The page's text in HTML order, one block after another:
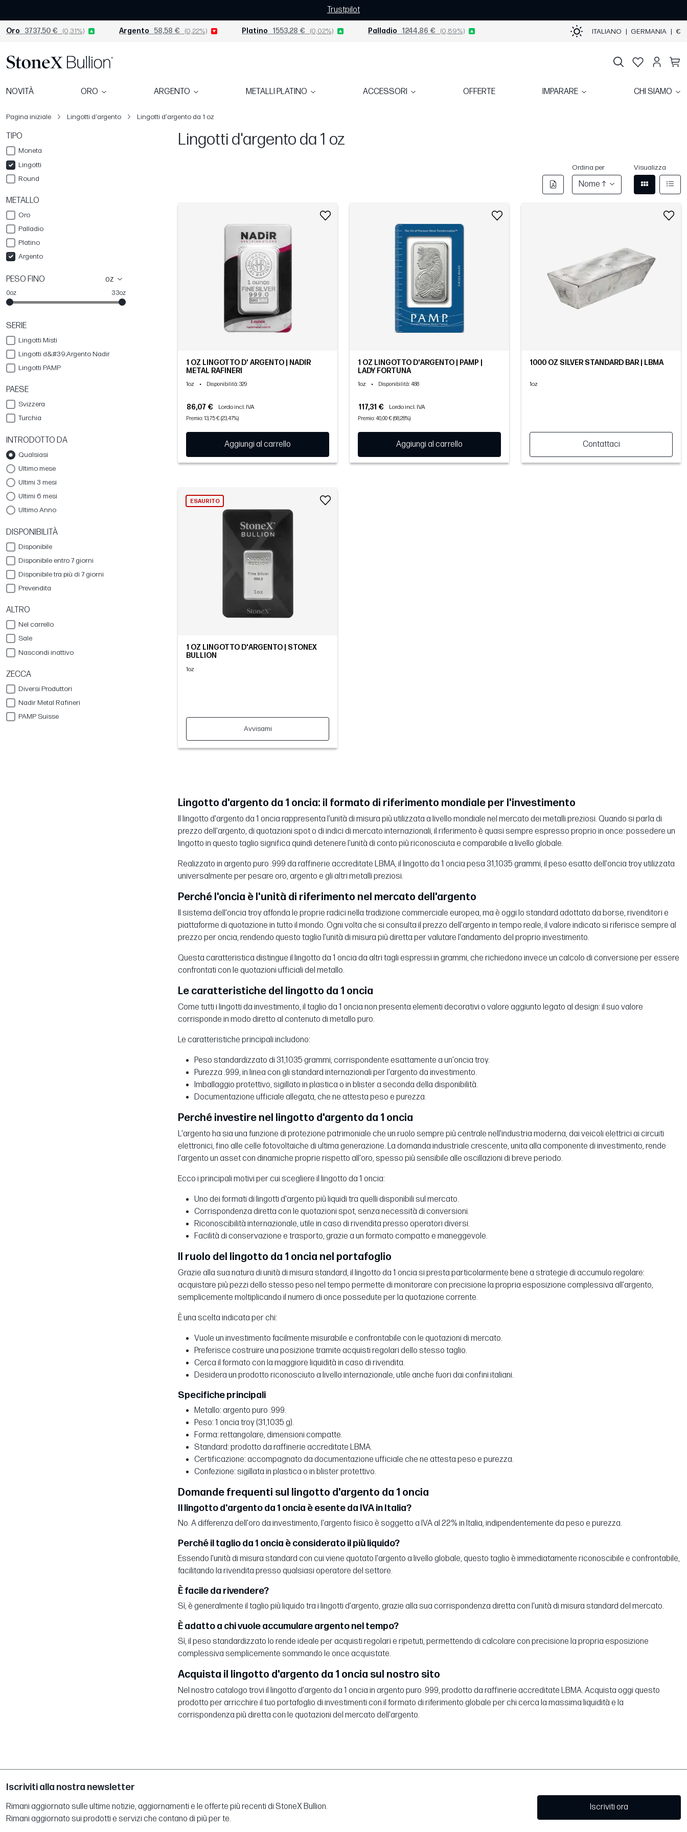
Trustpilot
Oro 3737,50 € (0,31%) Argento 58,58 € (0,22%) Platino 1553,28 € (0,02%) Palladio 1244,86 € (0,89%) ITALIANO | GERMANIA | €
NOVITÀ ORO ARGENTO METALLI PLATINO ACCESSORI OFFERTE IMPARARE CHI SIAMO
Pagina iniziale Lingotti d'argento Lingotti d'argento da 1 oz
TIPO
Moneta
Lingotti
Round
METALLO
Oro
Palladio
Platino
Argento
PESO FINO oz
0oz 33oz
SERIE
Lingotti Misti
Lingotti d&#39;Argento Nadir
Lingotti PAMP
PAESE
Svizzera
Turchia
INTRODOTTO DA
Qualsiasi
Ultimo mese
Ultimi 3 mesi
Ultimi 6 mesi
Ultimo Anno
DISPONIBILITÀ
Disponibile
Disponibile entro 7 giorni
Disponibile tra più di 7 giorni
Prevendita
ALTRO
Nel carrello
Sale
Nascondi inattivo
ZECCA
Diversi Produttori
Nadir Metal Rafineri
PAMP Suisse
Lingotti d'argento da 1 oz
Ordina per
Nome ↑
Visualizza
1 OZ LINGOTTO D' ARGENTO | NADIR
METAL RAFINERI
1oz • Disponibilità: 329
86,07 € Lordo incl. IVA
Premio: 13,75 € (23,47%)
Aggiungi al carrello
1 OZ LINGOTTO D'ARGENTO | PAMP |
LADY FORTUNA
1oz • Disponibilità: 488
117,31 € Lordo incl. IVA
Premio: 40,00 € (68,28%)
Aggiungi al carrello
1000 OZ SILVER STANDARD BAR | LBMA
1oz
Contattaci
ESAURITO
1 OZ LINGOTTO D'ARGENTO | STONEX
BULLION
1oz
Avvisami
Lingotto d'argento da 1 oncia: il formato di riferimento mondiale per l'investimento
Il lingotto d'argento da 1 oncia rappresenta l'unità di misura più utilizzata a livello mondiale nel mercato dei metalli preziosi. Quando si parla di
prezzo dell'argento, di quotazioni spot o di indici di mercato internazionali, il riferimento è quasi sempre espresso proprio in once: possedere un
lingotto in questo taglio significa quindi detenere l'unità di conto più riconosciuta e comparabile a livello globale.
Realizzato in argento puro .999 da raffinerie accreditate LBMA, il lingotto da 1 oncia pesa 31,1035 grammi, il peso esatto dell'oncia troy utilizzata
universalmente per pesare oro, argento e gli altri metalli preziosi.
Perché l'oncia è l'unità di riferimento nel mercato dell'argento
Il sistema dell'oncia troy affonda le proprie radici nella tradizione commerciale europea, ma è oggi lo standard adottato da borse, rivenditori e
piattaforme di quotazione in tutto il mondo. Ogni volta che si consulta il prezzo dell'argento in tempo reale, il valore indicato si riferisce sempre al
prezzo per oncia, rendendo questo taglio l'unità di misura più diretta per valutare l'andamento del proprio investimento.
Questa caratteristica distingue il lingotto da 1 oncia da altri tagli espressi in grammi, che richiedono invece un calcolo di conversione per essere
confrontati con le quotazioni ufficiali del metallo.
Le caratteristiche del lingotto da 1 oncia
Come tutti i lingotti da investimento, il taglio da 1 oncia non presenta elementi decorativi o valore aggiunto legato al design: il suo valore
corrisponde in modo diretto al contenuto di metallo puro.
Le caratteristiche principali includono:
Peso standardizzato di 31,1035 grammi, corrispondente esattamente a un'oncia troy.
Purezza .999, in linea con gli standard internazionali per l'argento da investimento.
Imballaggio protettivo, sigillato in plastica o in blister a seconda della disponibilità.
Documentazione ufficiale allegata, che ne attesta peso e purezza.
Perché investire nel lingotto d'argento da 1 oncia
L'argento ha sia una funzione di protezione patrimoniale che un ruolo sempre più centrale nell'industria moderna, dai veicoli elettrici ai circuiti
elettronici, fino alle celle fotovoltaiche di ultima generazione. La domanda industriale crescente, unita alla componente di investimento, rende
l'argento un asset con dinamiche proprie rispetto all'oro, spesso più sensibile alle oscillazioni di breve periodo.
Ecco i principali motivi per cui scegliere il lingotto da 1 oncia:
Uno dei formati di lingotti d'argento più liquidi tra quelli disponibili sul mercato.
Corrispondenza diretta con le quotazioni spot, senza necessità di conversioni.
Riconoscibilità internazionale, utile in caso di rivendita presso operatori diversi.
Facilità di conservazione e trasporto, grazie a un formato compatto e maneggevole.
Il ruolo del lingotto da 1 oncia nel portafoglio
Grazie alla sua natura di unità di misura standard, il lingotto da 1 oncia si presta particolarmente bene a strategie di accumulo regolare:
acquistare più pezzi dello stesso peso nel tempo permette di monitorare con precisione la propria esposizione complessiva all'argento,
semplicemente moltiplicando il numero di once possedute per la quotazione corrente.
È una scelta indicata per chi:
Vuole un investimento facilmente misurabile e confrontabile con le quotazioni di mercato.
Preferisce costruire una posizione tramite acquisti regolari dello stesso taglio.
Cerca il formato con la maggiore liquidità in caso di rivendita.
Desidera un prodotto riconosciuto a livello internazionale, utile anche fuori dai confini italiani.
Specifiche principali
Metallo: argento puro .999.
Peso: 1 oncia troy (31,1035 g).
Forma: rettangolare, dimensioni compatte.
Standard: prodotto da raffinerie accreditate LBMA.
Certificazione: accompagnato da documentazione ufficiale che ne attesta peso e purezza.
Confezione: sigillata in plastica o in blister protettivo.
Domande frequenti sul lingotto d'argento da 1 oncia
Il lingotto d'argento da 1 oncia è esente da IVA in Italia?
No. A differenza dell'oro da investimento, l'argento fisico è soggetto a IVA al 22% in Italia, indipendentemente da peso e purezza.
Perché il taglio da 1 oncia è considerato il più liquido?
Essendo l'unità di misura standard con cui viene quotato l'argento a livello globale, questo taglio è immediatamente riconoscibile e confrontabile,
facilitando la rivendita presso qualsiasi operatore del settore.
È facile da rivendere?
Sì, è generalmente il taglio più liquido tra i lingotti d'argento, grazie alla sua corrispondenza diretta con l'unità di misura standard del mercato.
È adatto a chi vuole accumulare argento nel tempo?
Sì, il peso standardizzato lo rende ideale per acquisti regolari e ripetuti, permettendo di calcolare con precisione la propria esposizione
complessiva semplicemente sommando le once acquistate.
Acquista il lingotto d'argento da 1 oncia sul nostro sito
Nel nostro catalogo trovi il lingotto d'argento da 1 oncia in argento puro .999, prodotto da raffinerie accreditate LBMA. Acquista oggi questo
prodotto per arricchire il tuo portafoglio di investimenti con il formato di riferimento globale per chi cerca la massima liquidità e la
corrispondenza più diretta con le quotazioni del mercato dell'argento.
Iscriviti alla nostra newsletter
Rimani aggiornato sulle ultime notizie, aggiornamenti e le offerte più recenti di StoneX Bullion.
Rimani aggiornato sui prodotti e servizi che contano di più per te.
Iscriviti ora